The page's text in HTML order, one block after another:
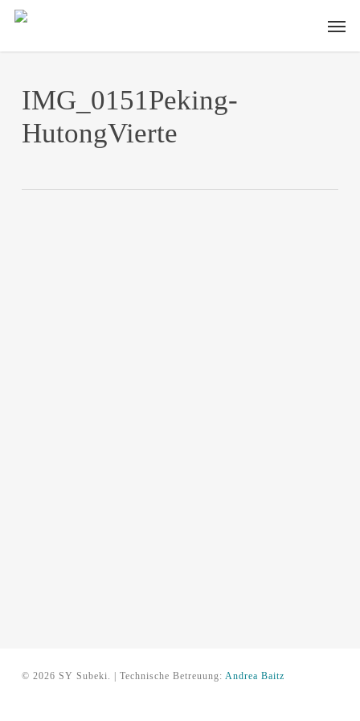
Skip
main
IMG_0151Peking-
HutongVierte
© 2026 SY Subeki. | Technische Betreuung: Andrea Baitz